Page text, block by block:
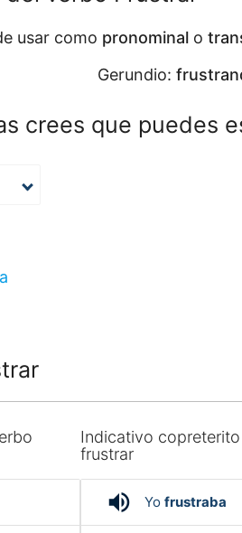
usar como pronominalo
Gerundio:
crees que puedes
Indicativo
frustrar
volume_up Yofrustraba